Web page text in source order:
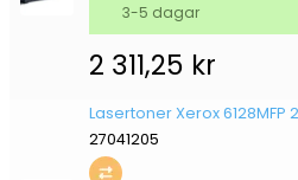
2 311,25 kr
3-5 dagar
Lasertoner Xerox 6128MFP
27041205